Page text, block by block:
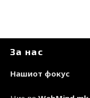
За нас
Нашиот фокус